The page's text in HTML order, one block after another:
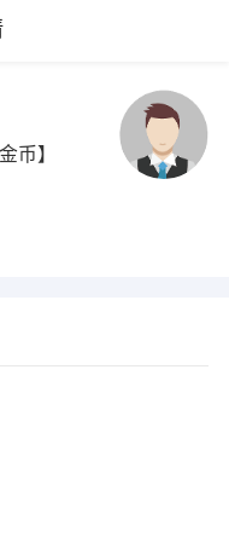
币】